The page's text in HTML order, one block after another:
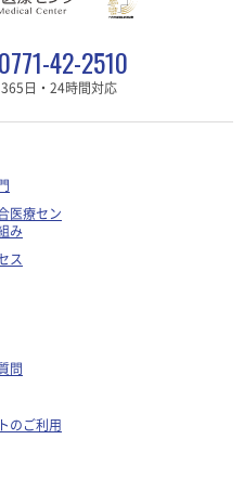
0771-42-2510
365日・24時間対応
医療セン
み
ス
問
のご利用